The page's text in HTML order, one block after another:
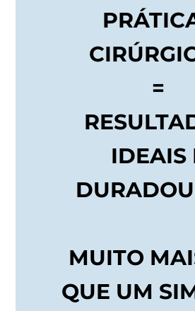
=
IDEAIS
MUITO
QUE UM